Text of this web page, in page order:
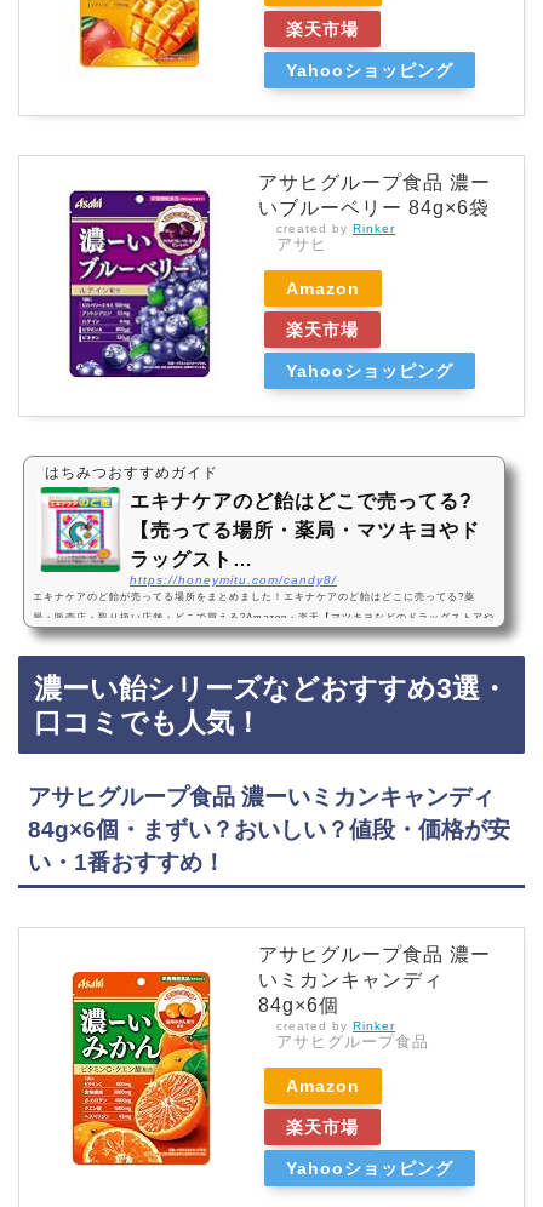
楽天市場
Yahooショッピング
アサヒグループ食品 濃ー
いブルーベリー 84g×6袋
created by Rinker
アサヒ
Amazon
楽天市場
Yahooショッピング
はちみつおすすめガイド
エキナケアのど飴はどこで売ってる?
【売ってる場所・薬局・マツキヨやド
ラッグスト…
https://honeymitu.com/candy8/
エキナケアのど飴が売ってる場所をまとめました！エキナケアのど飴はどこに売ってる?薬
局・販売店・取り扱い店舗・どこで買える?Amazon・楽天【マツキヨなどのドラッグストアや
イオンなどのスーパーには売ってない】エキナケアのど飴は、一部の薬局に売っています！ド
ラッグストアやスーパーには売っていないようです。Amazonや楽天でもエキナケアのど飴が
お得に買えておすすめです！エキナケアのど飴などおすすめ3選・口コミでも人気！松浦薬業
エキナケア のど飴 52gまずい?おいしい?値段、価格が安い・効果・1番おすすめ！『松浦薬…
濃ーい飴シリーズなどおすすめ3選・
口コミでも人気！
アサヒグループ食品 濃ーいミカンキャンディ
84g×6個・まずい？おいしい？値段・価格が安
い・1番おすすめ！
アサヒグループ食品 濃ー
いミカンキャンディ
84g×6個
created by Rinker
アサヒグループ食品
Amazon
楽天市場
Yahooショッピング